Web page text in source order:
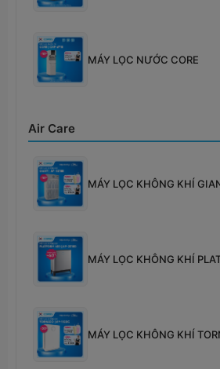
MÁY LỌC NƯỚC CORE
Air Care
MÁY LỌC KHÔNG KHÍ
MÁY LỌC KHÔNG KHÍ
MÁY LỌC KHÔNG KHÍ